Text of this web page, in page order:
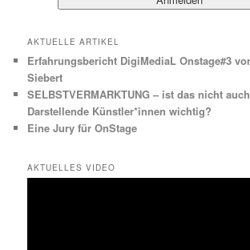
AKTUELLE ARTIKEL
Erfahrungsbericht DigiMediaL Onstage#3
Siebert
SELBSTVERMARKTUNG – ist das nicht
Darstellende Künstler*innen wichtig?
Eine Jury für OnStage
AKTUELLES VIDEO